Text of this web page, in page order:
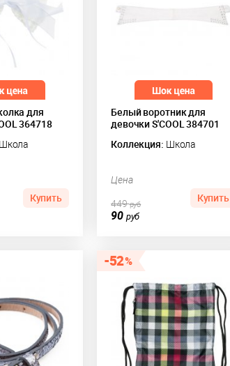
для
364718
Школа
Купить
Белый воротник для
девочки S'COOL 384701
Коллекция: Школа
Цена
90 руб
449руб Купить
52